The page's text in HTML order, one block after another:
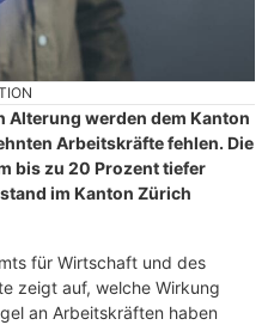
werden dem Kanton
Arbeitskräfte fehlen. Die
bis zu 20 Prozent tiefer
im Kanton Zürich
für Wirtschaft und des
zeigt auf, welche Wirkung
an Arbeitskräften haben